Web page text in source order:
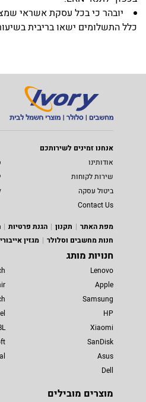
יובהר כי בכל עסקת אשראי
כלל התשלומים ישאו בריבית בשיעור של
אנחנו זמינים לשירותכם
אודותינו
שירות לקוחות
ביטול עסקה
Contact Us
מפת האתר
תקנון הגנת פרטיות
חנות מחשבים וסלולר
מגזין אייבורי
חנויות מותג
Lenovo
Apple
Samsung
HP
Xiaomi
SanDisk
Asus
Dell
מוצרים מובילים